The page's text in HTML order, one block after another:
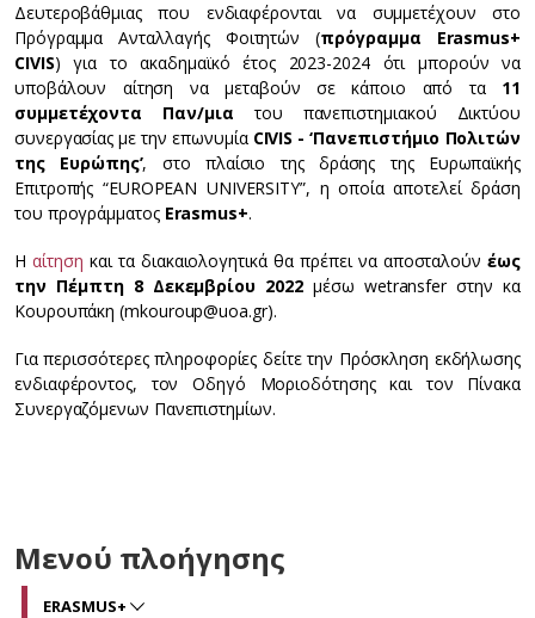
Δευτεροβάθμιας που ενδιαφέρονται να συμμετέχουν στο
Πρόγραμμα Ανταλλαγής Φοιτητών (πρόγραμμα Erasmus+
CIVIS) για το ακαδημαϊκό έτος 2023-2024 ότι μπορούν να
υποβάλουν αίτηση να μεταβούν σε κάποιο από τα 11
συμμετέχοντα Παν/μια του πανεπιστημιακού Δικτύου
συνεργασίας με την επωνυμία CIVIS - ‘Πανεπιστήμιο Πολιτών
της Ευρώπης’, στο πλαίσιο της δράσης της Ευρωπαϊκής
Επιτροπής “EUROPEAN UNIVERSITY”, η οποία αποτελεί δράση
του προγράμματος Erasmus+.
Hαίτηση και τα διακαιολογητικά θα πρέπει να αποσταλούνέως
την Πέμπτη 8 Δεκεμβρίου 2022μέσω wetransfer στην κα
Κουρουπάκη (mkouroup@uoa.gr).
Για περισσότερες πληροφορίες δείτε την Πρόσκληση εκδήλωσης
ενδιαφέροντος, τον Οδηγό Μοριοδότησης και τον Πίνακα
Συνεργαζόμενων Πανεπιστημίων.
Μενού πλοήγησης
ERASMUS+